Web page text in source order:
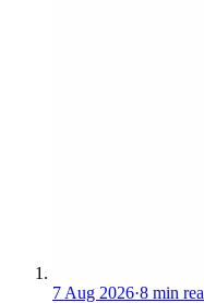
7 Aug 2026·8 min